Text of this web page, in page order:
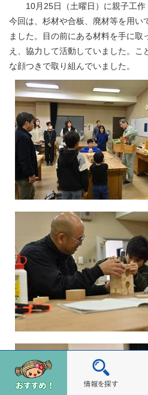
10月25日（土曜日）に親子工作
今回は、杉材や合板、廃材等を用い
ました。目の前にある材料を手に
え、協力して活動していました。こ
な顔つきで取り組んでいました。